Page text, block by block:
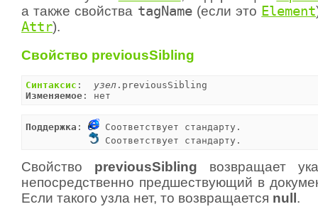
а также свойства tagName(если это Element
Attr).
Свойство previousSibling
Синтаксис : узел
Изменяемое : нет
Поддержка :
Соответствует стандарту.
Соответствует стандарту.
Свойство previousSibling возвращает
непосредственно предшествующий в
Если такого узла нет, то возвращается null .